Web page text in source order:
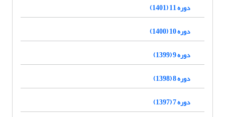
دوره 11 (1401)
دوره 10 (1400)
دوره 9 (1399)
دوره 8 (1398)
دوره 7 (1397)